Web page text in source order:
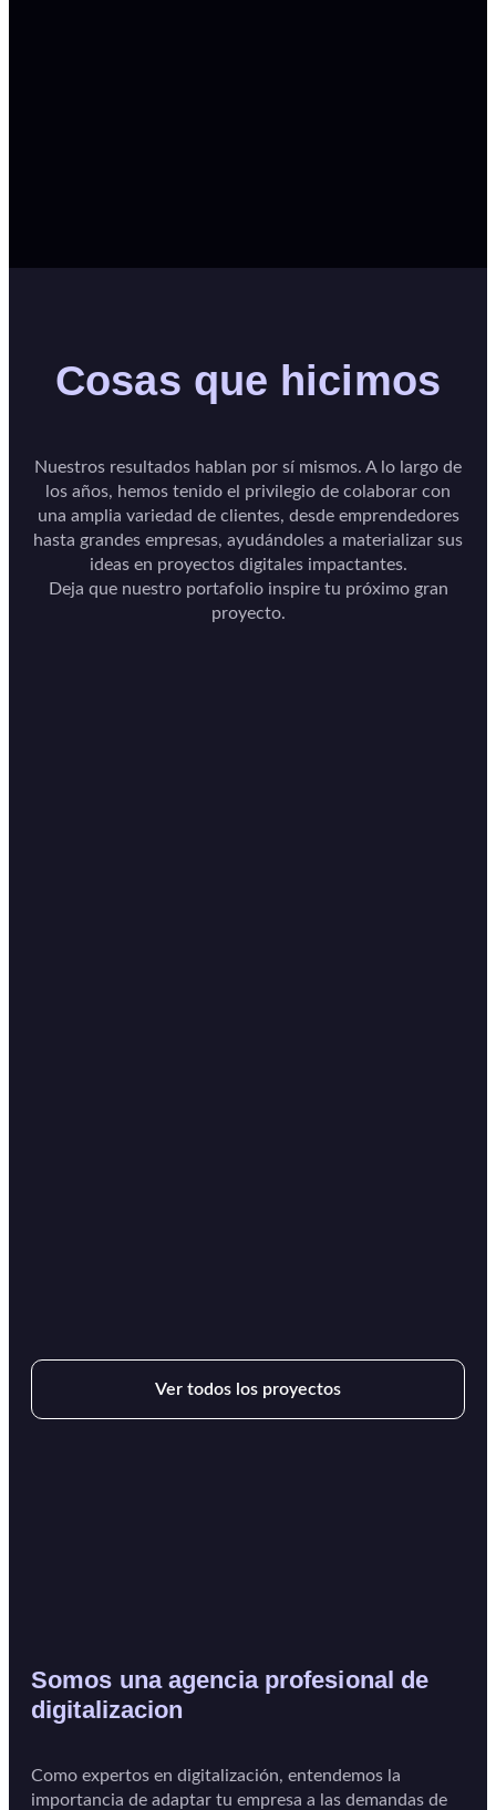
Cosas que hicimos
Nuestros resultados hablan por sí mismos. A lo largo de
los años, hemos tenido el privilegio de colaborar con
una amplia variedad de clientes, desde emprendedores
hasta grandes empresas, ayudándoles a materializar sus
ideas en proyectos digitales impactantes.
Deja que nuestro portafolio inspire tu próximo gran
proyecto.
Ver todos los proyectos
Somos una agencia profesional de
digitalizacion
Como expertos en digitalización, entendemos la
importancia de adaptar tu empresa a las demandas de